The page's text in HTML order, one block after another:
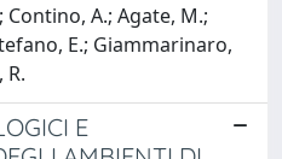
A.; Agate, M.;
E.; Giammarinaro,
R.
E